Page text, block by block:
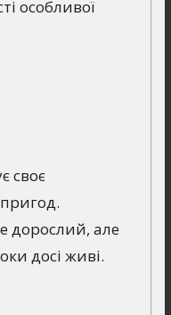
особливої
своє
дорослий, але
досі живі.